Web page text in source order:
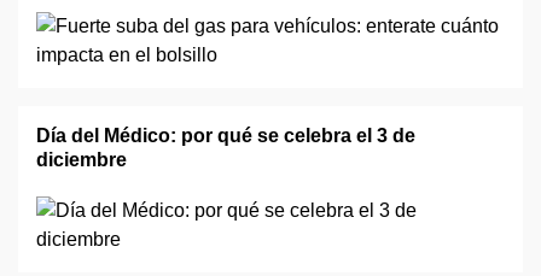
Día del Médico: por qué se celebra el 3 de
diciembre